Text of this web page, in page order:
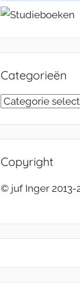
Categorieën
Categorieën
Copyright
© juf Inger 2013-